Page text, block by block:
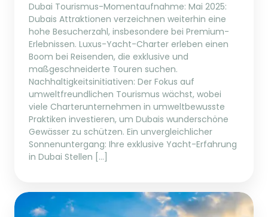
Dubai Tourismus-Momentaufnahme: Mai 2025:
Dubais Attraktionen verzeichnen weiterhin eine
hohe Besucherzahl, insbesondere bei Premium-
Erlebnissen. Luxus-Yacht-Charter erleben einen
Boom bei Reisenden, die exklusive und
maßgeschneiderte Touren suchen.
Nachhaltigkeitsinitiativen: Der Fokus auf
umweltfreundlichen Tourismus wächst, wobei
viele Charterunternehmen in umweltbewusste
Praktiken investieren, um Dubais wunderschöne
Gewässer zu schützen. Ein unvergleichlicher
Sonnenuntergang: Ihre exklusive Yacht-Erfahrung
in Dubai Stellen […]